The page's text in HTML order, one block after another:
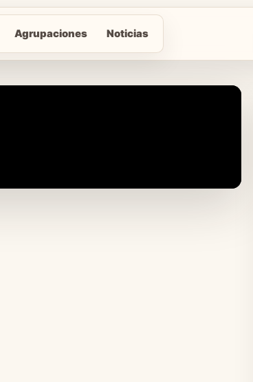
Agrupaciones Noticias